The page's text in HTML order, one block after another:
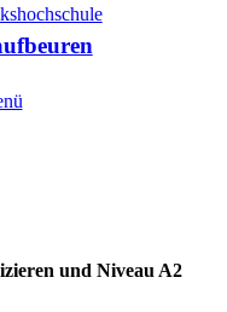
und Niveau A2